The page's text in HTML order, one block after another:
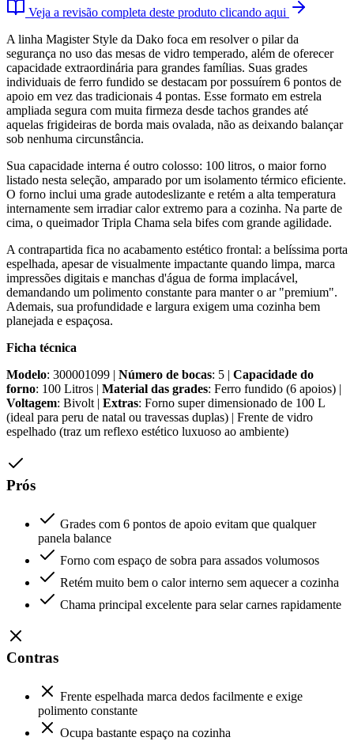
Veja a revisão completa deste produto clicando aqui
A linha Magister Style da Dako foca em resolver o pilar da
segurança no uso das mesas de vidro temperado, além de oferecer
capacidade extraordinária para grandes famílias. Suas grades
individuais de ferro fundido se destacam por possuírem 6 pontos de
apoio em vez das tradicionais 4 pontas. Esse formato em estrela
ampliada segura com muita firmeza desde tachos grandes até
aquelas frigideiras de borda mais ovalada, não as deixando balançar
sob nenhuma circunstância.
Sua capacidade interna é outro colosso: 100 litros, o maior forno
listado nesta seleção, amparado por um isolamento térmico eficiente.
O forno inclui uma grade autodeslizante e retém a alta temperatura
internamente sem irradiar calor extremo para a cozinha. Na parte de
cima, o queimador Tripla Chama sela bifes com grande agilidade.
A contrapartida fica no acabamento estético frontal: a belíssima porta
espelhada, apesar de visualmente impactante quando limpa, marca
impressões digitais e manchas d'água de forma implacável,
demandando um polimento constante para manter o ar "premium".
Ademais, sua profundidade e largura exigem uma cozinha bem
planejada e espaçosa.
Ficha técnica
Modelo: 300001099 | Número de bocas: 5 | Capacidade do
forno: 100 Litros | Material das grades: Ferro fundido (6 apoios) |
Voltagem: Bivolt | Extras: Forno super dimensionado de 100 L
(ideal para peru de natal ou travessas duplas) | Frente de vidro
espelhado (traz um reflexo estético luxuoso ao ambiente)
Prós
Grades com 6 pontos de apoio evitam que qualquer
panela balance
Forno com espaço de sobra para assados volumosos
Retém muito bem o calor interno sem aquecer a cozinha
Chama principal excelente para selar carnes rapidamente
Contras
Frente espelhada marca dedos facilmente e exige
polimento constante
Ocupa bastante espaço na cozinha